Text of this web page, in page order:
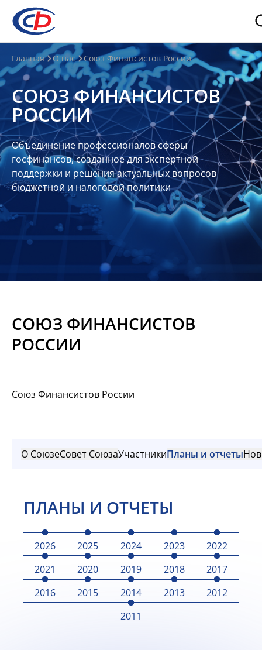
О
нас
О
СФР
Совет
Союза
Участники
Планы
отчеты
Контакты
Материалы
Главная О нас Союз Финансистов России
СОЮЗ ФИНАНСИСТОВ
РОССИИ
Объединение профессионалов сферы
госфинансов, созданное для экспертной
поддержки и решения актуальных вопросов
бюджетной и налоговой политики
СОЮЗ ФИНАНСИСТОВ
РОССИИ
Союз Финансистов России
О СоюзеСовет СоюзаУчастникиПланы и отчеты
ПЛАНЫ И ОТЧЕТЫ
2026 2025 2024 2023
2022
2021
2020 2019 2018
2017
2016
2015 2014 2013
2012
2011